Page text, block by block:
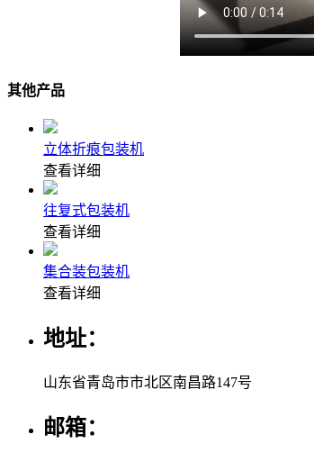
其他产品
立体折痕包装机
查看详细
往复式包装机
查看详细
集合装包装机
查看详细
地址：
山东省青岛市市北区南昌路147号
邮箱：